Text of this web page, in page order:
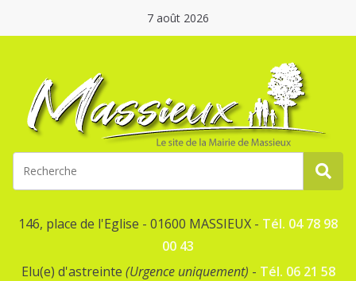
7 août 2026
146, place de l'Eglise - 01600 MASSIEUX - Tél. 04 78 98
00 43
Elu(e) d'astreinte (Urgence uniquement) - Tél. 06 21 58